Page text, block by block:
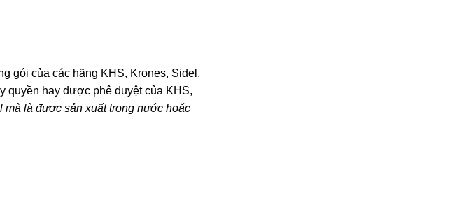
gói của các hãng KHS, Krones, Sidel.
quyền hay được phê duyệt của KHS,
mà là được sản xuất trong nước hoặc